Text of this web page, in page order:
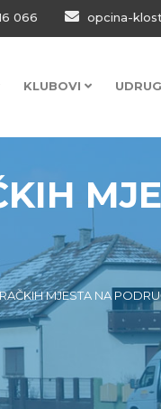
066 opcina-
KLUBOVI
MJESTA NA